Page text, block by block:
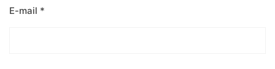
E-mail *